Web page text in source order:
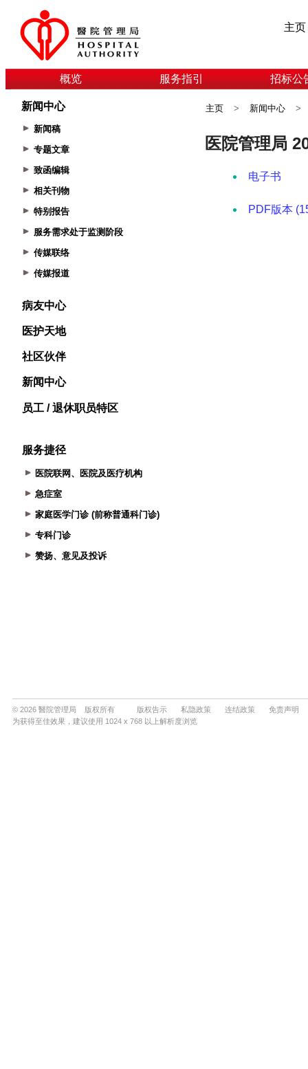
主页
概览 服务指引 招标公
新闻中心
新闻稿
专题文章
致函编辑
相关刊物
特别报告
服务需求处于监测阶段
传媒联络
传媒报道
病友中心
医护天地
社区伙伴
新闻中心
员工 / 退休职员特区
服务捷径
医院联网、医院及医疗机构
急症室
家庭医学门诊 (前称普通科门诊)
专科门诊
赞扬、意见及投诉
主页 > 新闻中心 >
© 2026 醫院管理局 版权所有 版权告示 私隐政策 连结政策
免责声明
为获得至佳效果，建议使用 1024 x 768 以上解析度浏览